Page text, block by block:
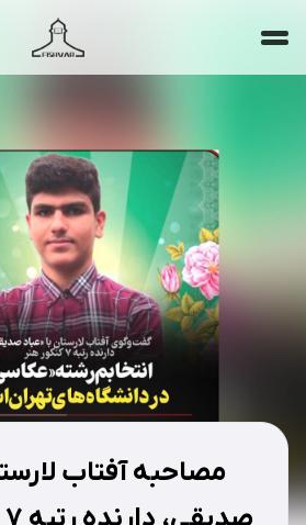
مقالات
ویدیوها
مصاحبه آفتاب